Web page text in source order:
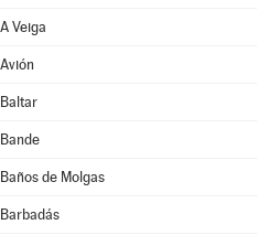
A Veiga
Avión
Baltar
Bande
Baños de Molgas
Barbadás